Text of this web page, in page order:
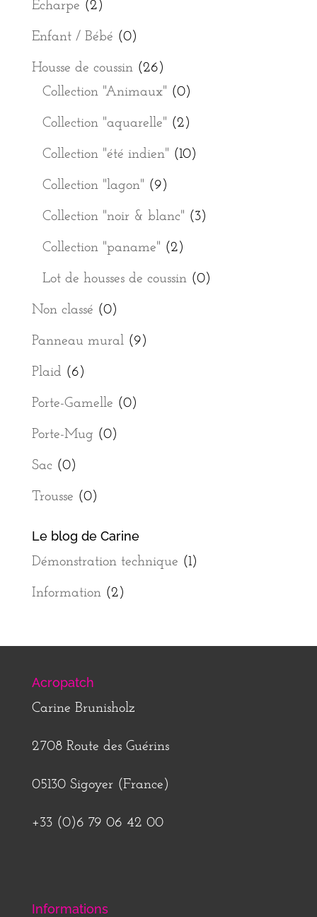
Echarpe (2)
Enfant / Bébé (0)
Housse de coussin (26)
Collection "Animaux" (0)
Collection "aquarelle" (2)
Collection "été indien" (10)
Collection "lagon" (9)
Collection "noir & blanc" (3)
Collection "paname" (2)
Lot de housses de coussin (0)
Non classé (0)
Panneau mural (9)
Plaid (6)
Porte-Gamelle (0)
Porte-Mug (0)
Sac (0)
Trousse (0)
Le blog de Carine
Démonstration technique (1)
Information(2)
Acropatch
Carine Brunisholz
2708 Route des Guérins
05130 Sigoyer (France)
+33 (0)6 79 06 42 00
Informations